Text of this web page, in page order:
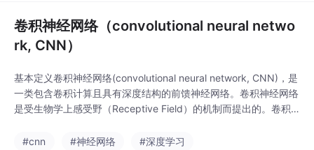
卷积神经网络（convolutional neural netwo
rk, CNN）
基本定义卷积神经网络(convolutional neural network, CNN)，是
一类包含卷积计算且具有深度结构的前馈神经网络。卷积神经网络
是受生物学上感受野（Receptive Field）的机制而提出的。卷积
如，时间序列数据（可以认为是在时间轴上有规律地采样形成的一
#cnn #神经网络 #深度学习